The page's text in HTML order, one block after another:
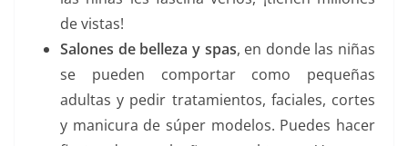
de vistas!
Salones de belleza y spas, en donde las niñas
se pueden comportar como pequeñas
adultas y pedir tratamientos, faciales, cortes
y manicura de súper modelos. Puedes hacer